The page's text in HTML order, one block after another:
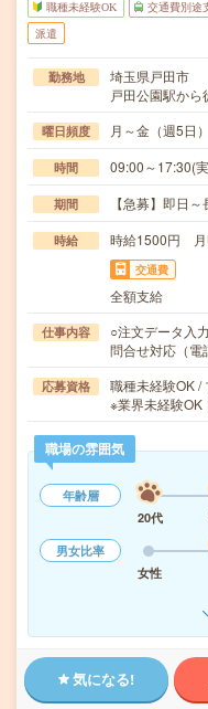
職種未経験OK 交通費別途
派遣
勤務地
埼玉県戸田市
戸田公園駅から
曜日頻度 月～金（週5日
時間 09:00～17:30(
期間 【急募】即日
時給 時給1500円 月
交通費
全額支給
仕事内容
○注文データ入
問合せ対応（
応募資格
職種未経験OK /
※業界未経験OK
職場の雰囲気
年齢層
20代
男女比率
女性
気になる!